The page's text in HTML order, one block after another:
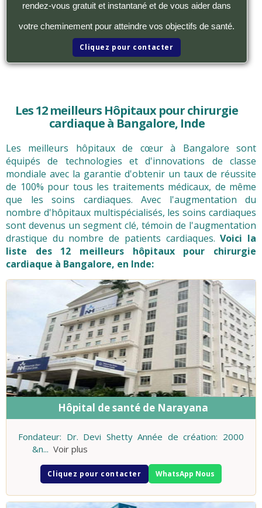
rendez-vous gratuit et instantané et de vous aider dans
votre cheminement pour atteindre vos objectifs de santé.
Cliquez pour contacter
Les 12 meilleurs Hôpitaux pour chirurgie
cardiaque à Bangalore, Inde
Les meilleurs hôpitaux de cœur à Bangalore sont
équipés de technologies et d'innovations de classe
mondiale avec la garantie d'obtenir un taux de réussite
de 100% pour tous les traitements médicaux, de même
que les soins cardiaques. Avec l'augmentation du
nombre d'hôpitaux multispécialisés, les soins cardiaques
sont devenus un segment clé, témoin de l'augmentation
drastique du nombre de patients cardiaques.Voici la
liste des 12 meilleurs hôpitaux pour chirurgie
cardiaque à Bangalore, en Inde:
Hôpital de santé de Narayana
Fondateur: Dr. Devi Shetty Année de création: 2000
&n... Voir plus
Cliquez pour contacter WhatsApp Nous